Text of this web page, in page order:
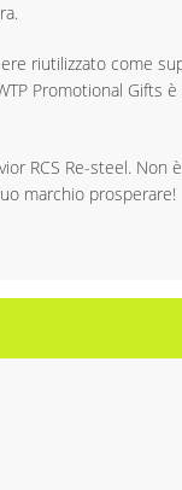
riutilizzato come
Promotional
RCS Re-steel.
marchio prosperare!